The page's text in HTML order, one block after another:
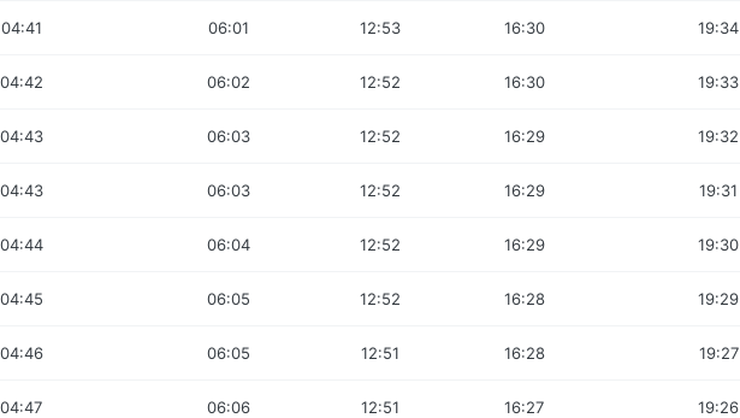
04:41 06:01 12:53 16:30 19:34
04:42 06:02 12:52 16:30 19:33
04:43 06:03 12:52 16:29 19:32
04:43 06:03 12:52 16:29 19:31
04:44 06:04 12:52 16:29 19:30
04:45 06:05 12:52 16:28 19:29
04:46 06:05 12:51 16:28 19:27
04:47 06:06 12:51 16:27 19:26